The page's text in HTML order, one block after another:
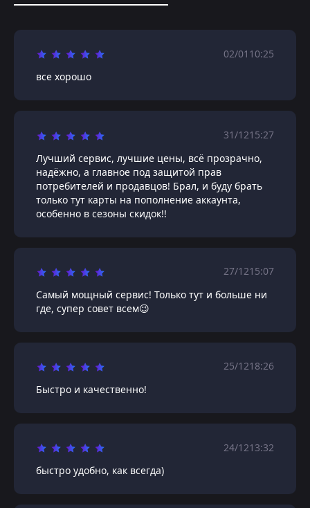
02/01 10:25
все хорошо
31/1215:27
Лучший сервис, лучшие цены, всё прозрачно,
надёжно, а главное под защитой прав
потребителей и продавцов! Брал, и буду брать
только тут карты на пополнение аккаунта,
особенно в сезоны скидок!!
27/1215:07
Самый мощный сервис! Только тут и больше ни
где, супер совет всем😉
25/1218:26
Быстро и качественно!
24/1213:32
быстро удобно, как всегда)